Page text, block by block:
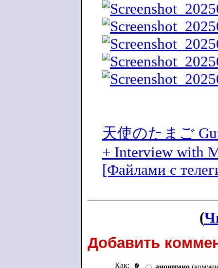
天使のたまご
+ Interview with
[Файлами с
(
Добавить
Как: